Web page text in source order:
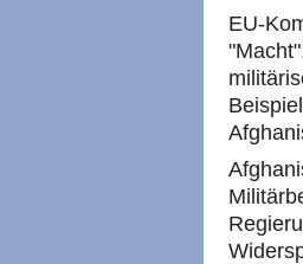
EU-